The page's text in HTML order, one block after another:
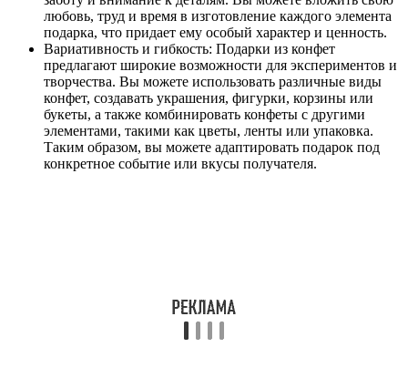
любовь, труд и время в изготовление каждого элемента
подарка, что придает ему особый характер и ценность.
Вариативность и гибкость: Подарки из конфет
предлагают широкие возможности для экспериментов и
творчества. Вы можете использовать различные виды
конфет, создавать украшения, фигурки, корзины или
букеты, а также комбинировать конфеты с другими
элементами, такими как цветы, ленты или упаковка.
Таким образом, вы можете адаптировать подарок под
конкретное событие или вкусы получателя.